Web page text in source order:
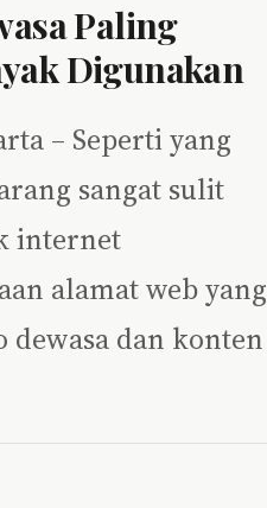
Paling
Digunakan
– Seperti yang
sangat sulit
internet
alamat web yang
dan konten